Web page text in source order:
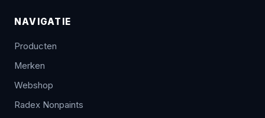
NAVIGATIE
Producten
Merken
Webshop
Radex Nonpaints